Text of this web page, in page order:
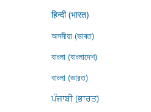
हिन्दी (भारत)
অসমীয়া (ভাৰত)
বাংলা (বাংলাদেশ)
বাংলা (ভারত)
ਪੰਜਾਬੀ (ਭਾਰਤ)